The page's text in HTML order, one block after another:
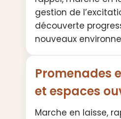
gestion de
découverte
nouveaux
Promenades
et espaces
Marche en laisse,